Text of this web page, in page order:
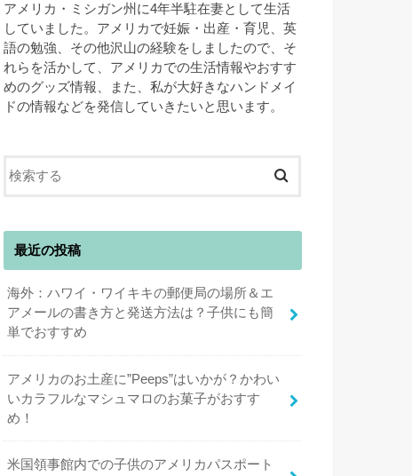
アメリカ・ミシガン州に4年半駐在妻として生活
していました。アメリカで妊娠・出産・育児、英
語の勉強、その他沢山の経験をしましたので、そ
れらを活かして、アメリカでの生活情報やおすす
めのグッズ情報、また、私が大好きなハンドメイ
ドの情報などを発信していきたいと思います。
最近の投稿
海外：ハワイ・ワイキキの郵便局の場所＆エ
アメールの書き方と発送方法は？子供にも簡
単でおすすめ
アメリカのお土産に”Peeps”はいかが？かわい
いカラフルなマシュマロのお菓子がおすす
め！
米国領事館内での子供のアメリカパスポート